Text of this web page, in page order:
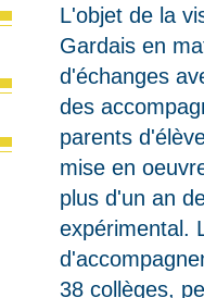
L'objet de la
Gardais en
d'échanges
des
parents
mise en
plus d'un an
expérimental.
38 collèges,